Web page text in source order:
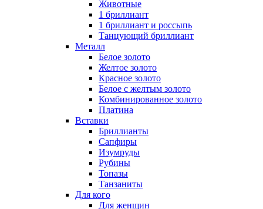
Животные
1 бриллиант
1 бриллиант и россыпь
Танцующий бриллиант
Металл
Белое золото
Желтое золото
Красное золото
Белое с желтым золото
Комбинированное золото
Платина
Вставки
Бриллианты
Сапфиры
Изумруды
Рубины
Топазы
Танзаниты
Для кого
Для женщин